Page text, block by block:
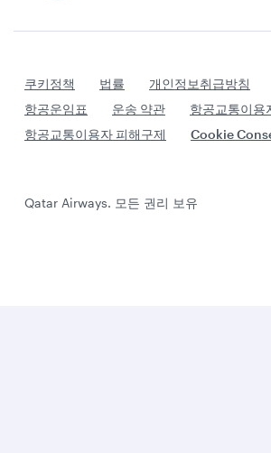
쿠키정책 법률 개인정보취급방침
항공운임표
운송 약관
항공교통이용
항공교통이용자 피해구제
Cookie
Qatar Airways. 모든 권리 보유